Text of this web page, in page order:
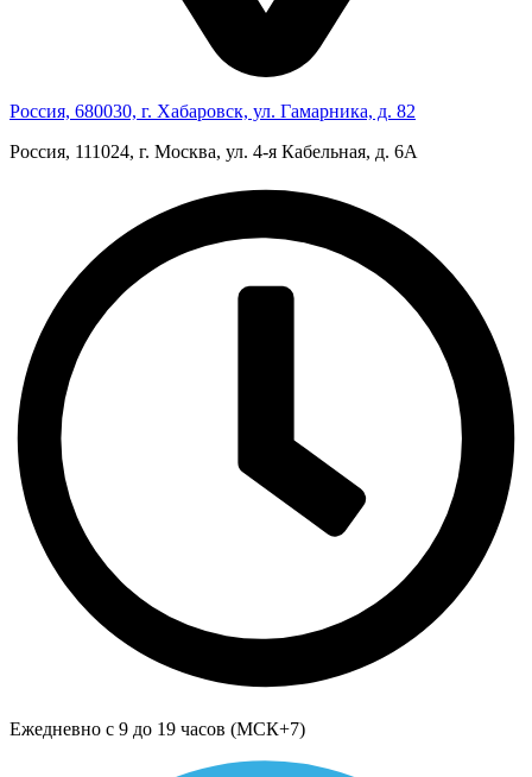
Россия, 680030, г. Хабаровск, ул. Гамарника, д. 82
Россия, 111024, г. Москва, ул. 4‑я Кабельная, д. 6А
Ежедневно с 9 до 19 часов (МСК+7)